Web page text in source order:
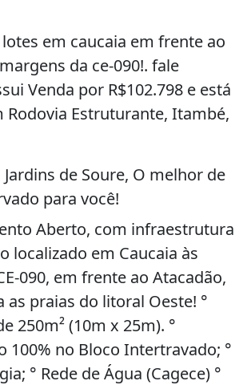
em caucaia em frente ao
da ce-090!. fale
Venda por R$102.798 e está
Rodovia Estruturante, Itambé,
de Soure, O melhor de
para você!
Aberto, com infraestrutura
localizado em Caucaia às
090, em frente ao Atacadão,
as praias do litoral Oeste! °
250m² (10m x 25m). °
100% no Bloco Intertravado; °
° Rede de Água (Cagece) °